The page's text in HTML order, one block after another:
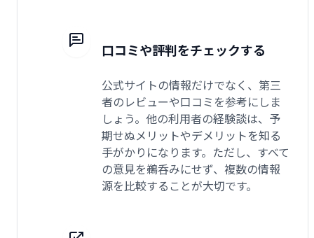
口コミや評判をチェックする
公式サイトの情報だけでなく、第三
者のレビューや口コミを参考にしま
しょう。他の利用者の経験談は、予
期せぬメリットやデメリットを知る
手がかりになります。ただし、すべて
の意見を鵜呑みにせず、複数の情報
源を比較することが大切です。